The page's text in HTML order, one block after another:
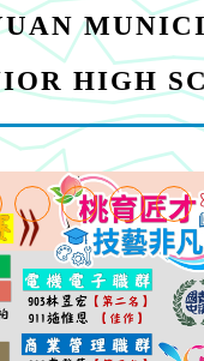
HIGH
4招)】